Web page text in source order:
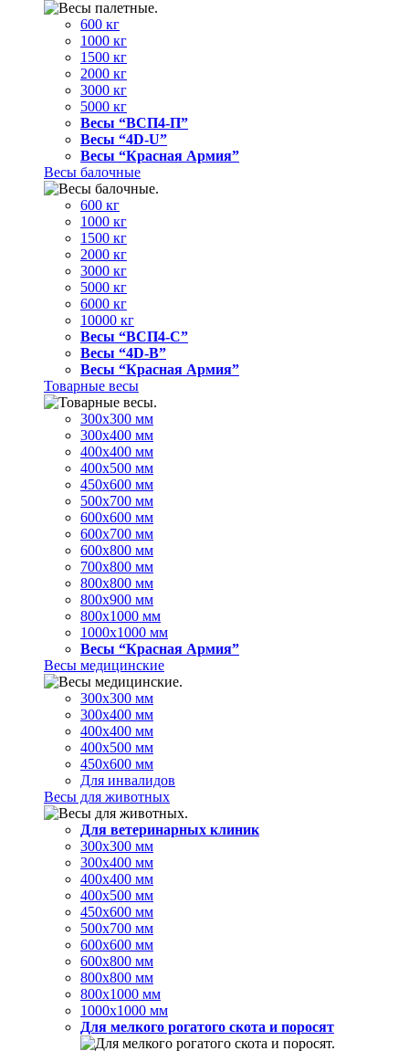
600 кг
1000 кг
1500 кг
2000 кг
3000 кг
5000 кг
Весы “ВСП4-П”
Весы “4D-U”
Весы “Красная Армия”
Весы балочные
600 кг
1000 кг
1500 кг
2000 кг
3000 кг
5000 кг
6000 кг
10000 кг
Весы “ВСП4-С”
Весы “4D-В”
Весы “Красная Армия”
Товарные весы
300х300 мм
300х400 мм
400х400 мм
400х500 мм
450х600 мм
500х700 мм
600х600 мм
600х700 мм
600х800 мм
700х800 мм
800х800 мм
800х900 мм
800х1000 мм
1000х1000 мм
Весы “Красная Армия”
Весы медицинские
300х300 мм
300х400 мм
400х400 мм
400х500 мм
450х600 мм
Для инвалидов
Весы для животных
Для ветеринарных клиник
300х300 мм
300х400 мм
400х400 мм
400х500 мм
450х600 мм
500х700 мм
600х600 мм
600х800 мм
800х800 мм
800х1000 мм
1000х1000 мм
Для мелкого рогатого скота и поросят